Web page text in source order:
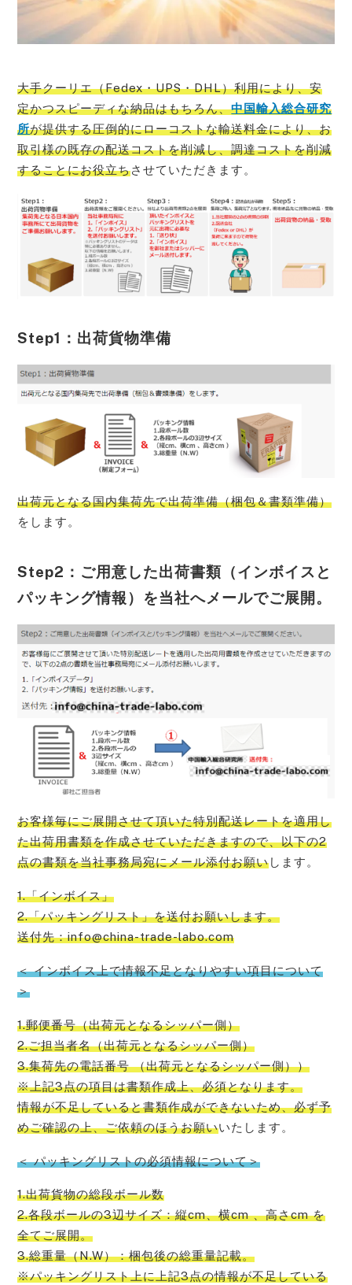
大手クーリエ（Fedex・UPS・DHL）利用により、安
定かつスピーディな納品はもちろん、中国輸入総合研究
所が提供する圧倒的にローコストな輸送料金により、お
取引様の既存の配送コストを削減し、調達コストを削減
することにお役立ちさせていただきます。
Step1：出荷貨物準備
出荷元となる国内集荷先で出荷準備（梱包＆書類準備）
をします。
Step2：ご用意した出荷書類（インボイスと
パッキング情報）を当社へメールでご展開。
お客様毎にご展開させて頂いた特別配送レートを適用し
た出荷用書類を作成させていただきますので、以下の2
点の書類を当社事務局宛にメール添付お願いします。
1.「インボイス」
2.「パッキングリスト」を送付お願いします。
送付先：info@china-trade-labo.com
＜ インボイス上で情報不足となりやすい項目について
＞
1.郵便番号（出荷元となるシッパー側）
2.ご担当者名（出荷元となるシッパー側）
3.集荷先の電話番号 （出荷元となるシッパー側））
※上記3点の項目は書類作成上、必須となります。
情報が不足していると書類作成ができないため、必ず予
めご確認の上、ご依頼のほうお願いいたします。
＜ パッキングリストの必須情報について＞
1.出荷貨物の総段ボール数
2.各段ボールの3辺サイズ：縦cm、横cm 、高さcm を
全てご展開。
3.総重量（N.W）：梱包後の総重量記載。
※パッキングリスト上に上記3点の情報が不足している